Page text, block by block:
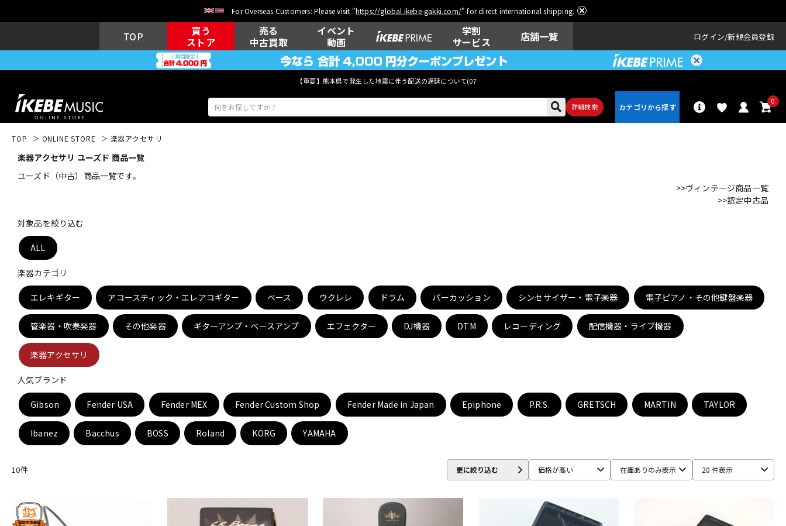
For Overseas Customers: Please visit "https://global.ikebe-gakki.com/" for direct international shipping.
TOP
買う
ストア
売る
中古買取
イベント
動画
学割
サービス
店舗一覧 ログイン 新規会員登録
【重要】熊本県で発生した地震に伴う配送の遅延について(07月29日
詳細検索
0
エレキギター
キーボード
中古 ヴィンテージ
TOP ONLINE STORE 楽器アクセサリ
楽器アクセサリ ユーズド 商品一覧
ユーズド（中古）商品一覧です。
>>ヴィンテージ商品一覧
>>認定中古品
対象品を絞り込む
ALL
楽器カテゴリ
エレキギター アコースティック・エレアコギター ベース ウクレレ ドラム パーカッション シンセサイザー・電子楽器 電子ピアノ・その他鍵盤楽器
管楽器・吹奏楽器 その他楽器 ギターアンプ・ベースアンプ エフェクター DJ機器 DTM レコーディング 配信機器・ライブ機器
楽器アクセサリ
人気ブランド
Gibson Fender USA Fender MEX Fender Custom Shop Fender Made in Japan Epiphone P.R.S. GRETSCH MARTIN TAYLOR
Ibanez Bacchus BOSS Roland KORG YAMAHA
10件 更に絞り込む 価格が高い 在庫ありのみ表示 20 件表示